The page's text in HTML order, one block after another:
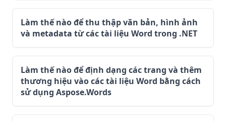
Làm thế nào để thu thập văn bản, hình ảnh
và metadata từ các tài liệu Word trong .NET
Làm thế nào để định dạng các trang và thêm
thương hiệu vào các tài liệu Word bằng cách
sử dụng Aspose.Words